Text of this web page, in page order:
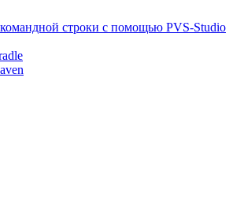
строки с помощью PVS-Studio